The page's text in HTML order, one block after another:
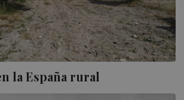
la España rural